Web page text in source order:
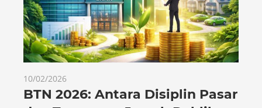
10/02/2026
BTN 2026: Antara Disiplin Pasar